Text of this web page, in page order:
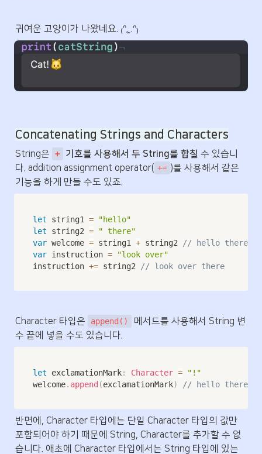
귀여운 고양이가 나왔네요. ₍ᐢ. ̫.ᐢ₎
Concatenating Strings and Characters
String은 + 기호를 사용해서 두 String를 합칠 수 있습니
다. addition assignment operator( += )를 사용해서 같은
기능을 하게 만들 수도 있죠.
let string1 =
"hello"
let string2 =
" there"
var welcome = string1 + string2
// hello there
var instruction =
"look over"
instruction += string2 // look over there
Character 타입은 append()
메서드를 사용해서 String 변
수 끝에 넣을 수도 있습니다.
let exclamationMark: Character =
"!"
welcome. append (exclamationMark) // hello there!
반면에, Character 타입에는 단일 Character 타입의 값만
포함되어야 하기 때문에 String, Character를 추가할 수 없